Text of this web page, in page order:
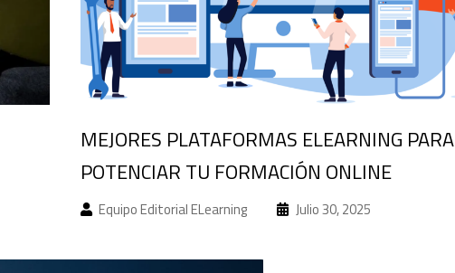
MEJORES PLATAFORMAS ELEARNING PARA
POTENCIAR TU FORMACIÓN ONLINE
Equipo Editorial ELearning Julio 30, 2025